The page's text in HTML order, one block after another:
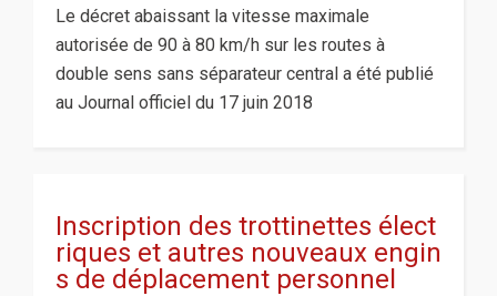
Le décret abaissant la vitesse maximale
autorisée de 90 à 80 km/h sur les routes à
double sens sans séparateur central a été publié
au Journal officiel du 17 juin 2018
Inscription des trottinettes élect
riques et autres nouveaux engin
s de déplacement personnel